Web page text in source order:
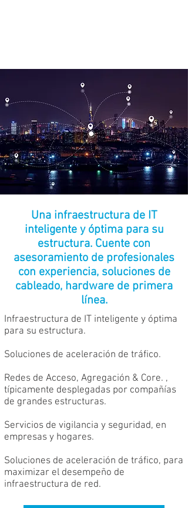
Una infraestructura de IT
inteligente y óptima para su
estructura. Cuente con
asesoramiento de profesionales
con experiencia, soluciones de
cableado, hardware de primera
línea.
Infraestructura de IT inteligente y óptima
para su estructura.
Soluciones de aceleración de tráfico.
Redes de Acceso, Agregación & Core. ,
típicamente desplegadas por compañías
de grandes estructuras.
Servicios de vigilancia y seguridad, en
empresas y hogares.
Soluciones de aceleración de tráfico, para
maximizar el desempeño de
infraestructura de red.